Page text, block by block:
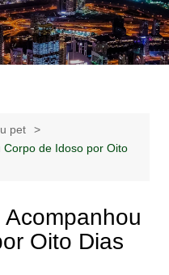
Notícias –
Publicidades –
pet
de Idoso por Oito
Oito Dias